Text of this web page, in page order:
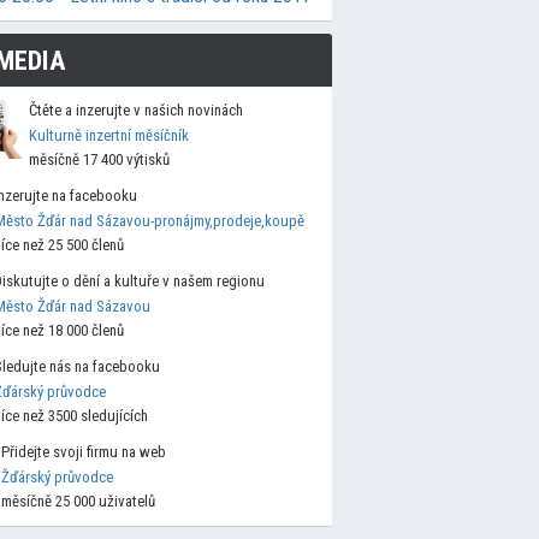
Čtěte a inzerujte v našich novinách
Kulturně inzertní měsíčník
měsíčně 17 400 výtisků
na facebooku
Žďár nad Sázavou-pronájmy,prodeje,koupě
než 25 500 členů
o dění a kultuře v našem regionu
Žďár nad Sázavou
než 18 000 členů
nás na facebooku
průvodce
než 3500 sledujících
Přidejte svoji firmu na web
Žďárský průvodce
měsíčně 25 000 uživatelů